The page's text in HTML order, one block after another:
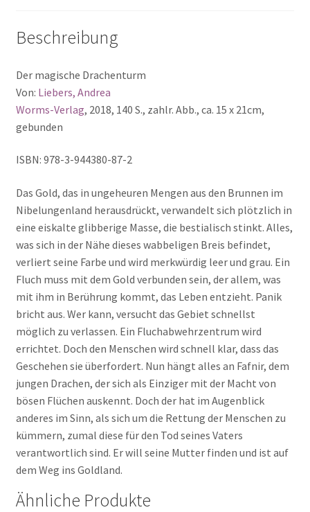
Beschreibung
Der magische Drachenturm
Von: Liebers, Andrea
Worms-Verlag, 2018, 140 S., zahlr. Abb., ca. 15 x 21cm,
gebunden
ISBN: 978-3-944380-87-2
Das Gold, das in ungeheuren Mengen aus den Brunnen im
Nibelungenland herausdrückt, verwandelt sich plötzlich in
eine eiskalte glibberige Masse, die bestialisch stinkt. Alles,
was sich in der Nähe dieses wabbeligen Breis befindet,
verliert seine Farbe und wird merkwürdig leer und grau. Ein
Fluch muss mit dem Gold verbunden sein, der allem, was
mit ihm in Berührung kommt, das Leben entzieht. Panik
bricht aus. Wer kann, versucht das Gebiet schnellst
möglich zu verlassen. Ein Fluchabwehrzentrum wird
errichtet. Doch den Menschen wird schnell klar, dass das
Geschehen sie überfordert. Nun hängt alles an Fafnir, dem
jungen Drachen, der sich als Einziger mit der Macht von
bösen Flüchen auskennt. Doch der hat im Augenblick
anderes im Sinn, als sich um die Rettung der Menschen zu
kümmern, zumal diese für den Tod seines Vaters
verantwortlich sind. Er will seine Mutter finden und ist auf
dem Weg ins Goldland.
Ähnliche Produkte